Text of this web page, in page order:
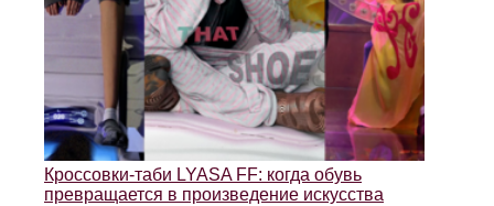
Кроссовки-таби LYASA FF: когда обувь
превращается в произведение искусства